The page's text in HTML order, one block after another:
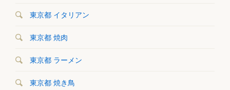
東京都 イタリアン
東京都 焼肉
東京都 ラーメン
東京都 焼き鳥